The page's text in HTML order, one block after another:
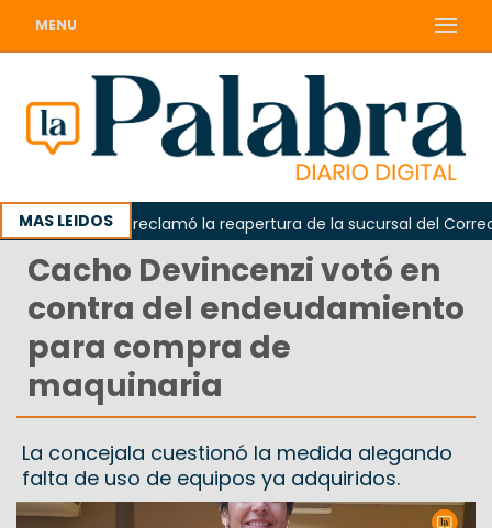
MENU
MAS LEIDOS
Odarda reclamó la reapertura de la sucursal del Correo
Cacho Devincenzi votó en
contra del endeudamiento
para compra de
maquinaria
La concejala cuestionó la medida alegando
falta de uso de equipos ya adquiridos.